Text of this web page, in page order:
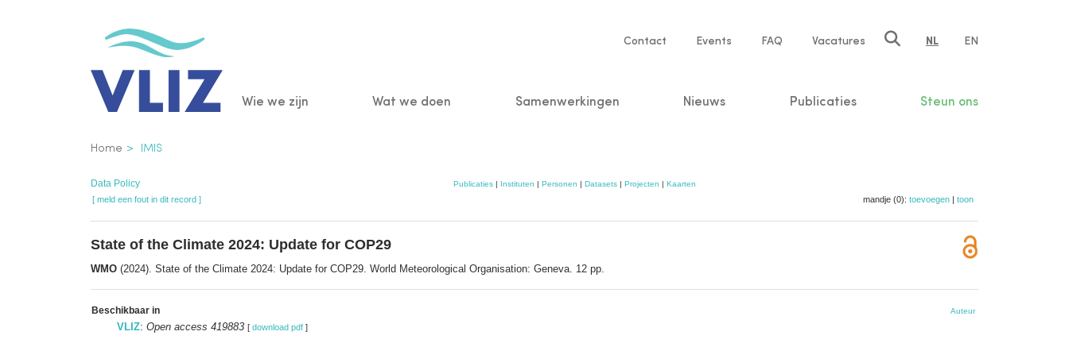
Service
Contact Events FAQ Vacatures NL EN
Main
Wie we zijn Wat we doen Samenwerkingen Nieuws Publicaties Steun ons
Kruimelpad
Home IMIS
Data Policy Publicaties| Instituten | Personen | Datasets| Projecten | Kaarten
[ meld een fout in dit record ] mandje (0): toevoegen | toon
State of the Climate 2024: Update for COP29
WMO (2024). State of the Climate 2024: Update for COP29. World Meteorological Organisation: Geneva. 12 pp.
Beschikbaar in Auteur
VLIZ: Open access 419883 [ download pdf ]